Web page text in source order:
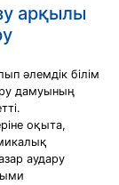
арқылы
әлемдік білім
дамуының
оқыта,
аудару